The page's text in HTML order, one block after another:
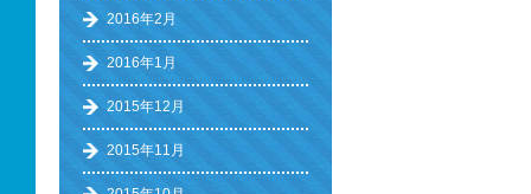
2016年2月
2016年1月
2015年12月
2015年11月